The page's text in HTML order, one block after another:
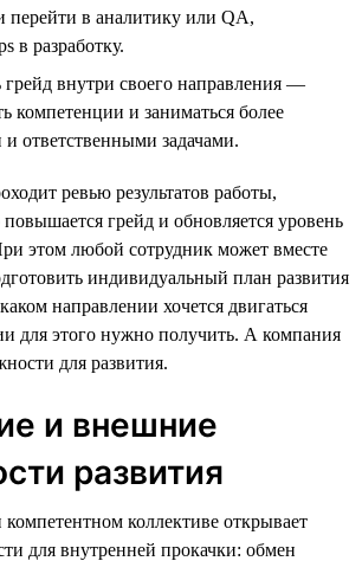
перейти в аналитику или QA,
в разработку.
внутри своего направления —
компетенции и заниматься более
ответственными задачами.
ревью результатов работы,
грейд и обновляется уровень
этом любой сотрудник может вместе
индивидуальный план развития
направлении хочется двигаться
для этого нужно получить. А компания
для развития.
и внешние
развития
коллективе открывает
для внутренней прокачки: обмен